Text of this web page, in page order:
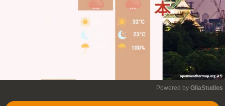
Powered by GliaStudios